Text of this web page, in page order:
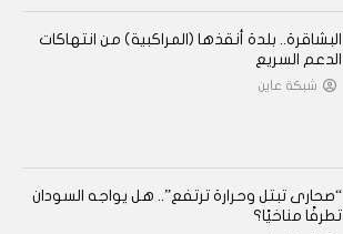
البشاقرة.. بلدة أنقذها (المراكبية) من انتهاكات
الدعم السريع
شبكة عاين
“صحارى تبتل وحرارة ترتفع”.. هل يواجه السودان
تطرفًا مناخيًا؟